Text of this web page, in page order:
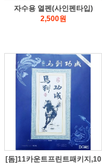
자수용 열펜(사인펜타입)
2,500원
[돔]11카운트프린트패키지,10